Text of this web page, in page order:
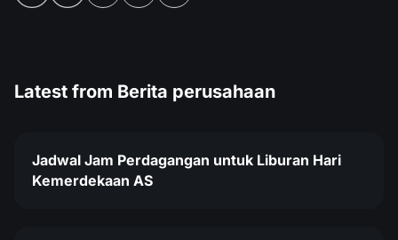
Latest from Berita perusahaan
Jadwal Jam Perdagangan untuk Liburan Hari
Kemerdekaan AS